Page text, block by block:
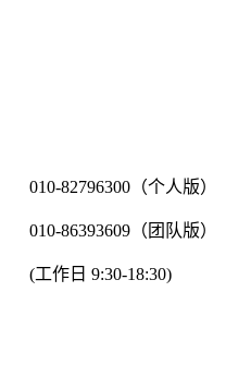
010-82796300（个人版）
010-86393609（团队版）
(工作日 9:30-18:30)